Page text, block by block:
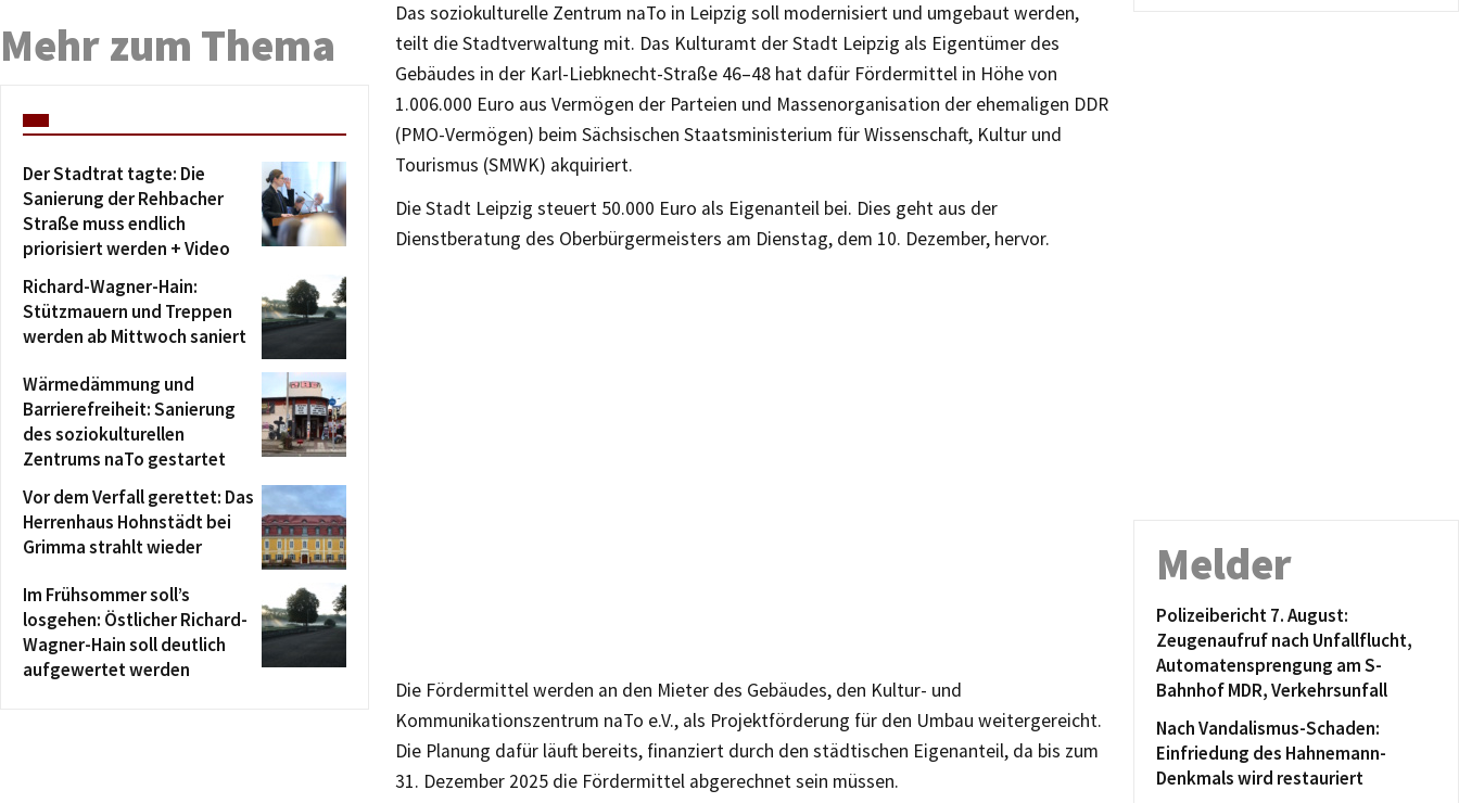
Das soziokulturelle Zentrum naTo in Leipzig soll modernisiert und umgebaut werden,
teilt die Stadtverwaltung mit. Das Kulturamt der Stadt Leipzig als Eigentümer des
Gebäudes in der Karl-Liebknecht-Straße 46–48 hat dafür Fördermittel in Höhe von
1.006.000 Euro aus Vermögen der Parteien und Massenorganisation der ehemaligen DDR
(PMO-Vermögen) beim Sächsischen Staatsministerium für Wissenschaft, Kultur und
Tourismus (SMWK) akquiriert.
Die Stadt Leipzig steuert 50.000 Euro als Eigenanteil bei. Dies geht aus der
Dienstberatung des Oberbürgermeisters am Dienstag, dem 10. Dezember, hervor.
Die Fördermittel werden an den Mieter des Gebäudes, den Kultur- und
Kommunikationszentrum naTo e.V., als Projektförderung für den Umbau weitergereicht.
Die Planung dafür läuft bereits, finanziert durch den städtischen Eigenanteil, da bis zum
31. Dezember 2025 die Fördermittel abgerechnet sein müssen.
Mehr zum Thema
Der Stadtrat tagte: Die
Sanierung der Rehbacher
Straße muss endlich
priorisiert werden + Video
Richard-Wagner-Hain:
Stützmauern und Treppen
werden ab Mittwoch saniert
Wärmedämmung und
Barrierefreiheit: Sanierung
des soziokulturellen
Zentrums naTo gestartet
Vor dem Verfall gerettet: Das
Herrenhaus Hohnstädt bei
Grimma strahlt wieder
Im Frühsommer soll’s
losgehen: Östlicher Richard-
Wagner-Hain soll deutlich
aufgewertet werden
Melder
Polizeibericht 7. August:
Zeugenaufruf nach Unfallflucht,
Automatensprengung am S-
Bahnhof MDR, Verkehrsunfall
Nach Vandalismus-Schaden:
Einfriedung des Hahnemann-
Denkmals wird restauriert